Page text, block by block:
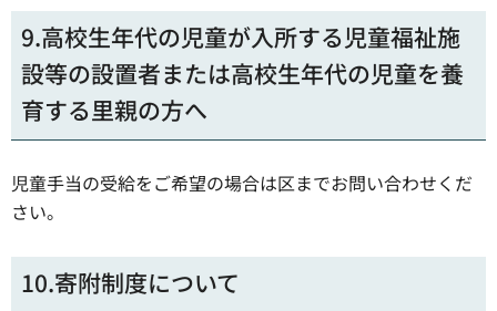
9.高校生年代の児童が入所する児童福祉施
設等の設置者または高校生年代の児童を養
育する里親の方へ
児童手当の受給をご希望の場合は区までお問い合わせくだ
さい。
10.寄附制度について